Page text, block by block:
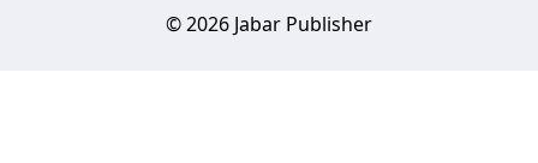
© 2026 Jabar Publisher